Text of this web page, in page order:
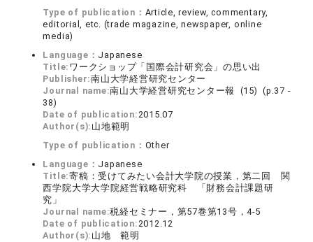
Type of publication： Article, review, commentary,
editorial, etc. (trade magazine, newspaper, online
media)
Language： Japanese
Title: ワークショップ「国際会計研究会」の思い出
Publisher:南山大学経営研究センター
Journal name:南山大学経営研究センター報 (15) (p.37 -
38)
Date of publication:2015.07
Author(s): 山地範明
Type of publication： Other
Language： Japanese
Title:寄稿：受けてみたい会計大学院の授業，第二回 関
西学院大学大学院経営戦略研究科 「財務会計課題研
究」
Journal name:税経セミナー，第57巻第13号，4-5
Date of publication:2012.12
Author(s): 山地 範明